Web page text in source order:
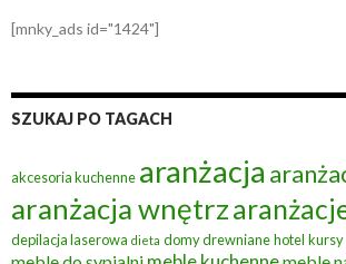
[mnky_ads id="1424"]
SZUKAJ PO TAGACH
akcesoria kuchenne aranżacja
aranżacja wnętrz
depilacja laserowa dieta domy drewnianehotel kursy